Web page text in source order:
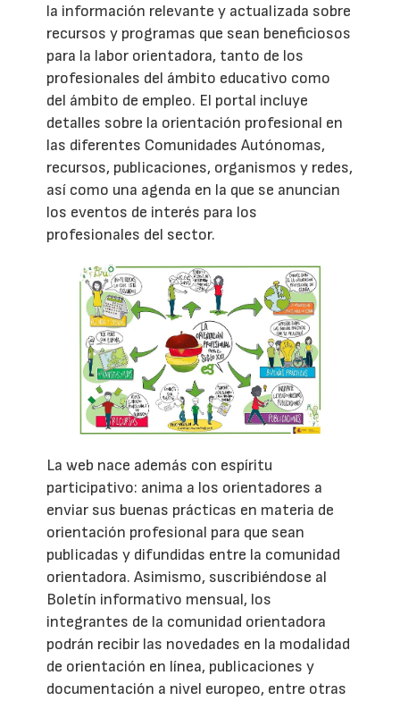
la información relevante y actualizada sobre
recursos y programas que sean beneficiosos
para la labor orientadora, tanto de los
profesionales del ámbito educativo como
del ámbito de empleo. El portal incluye
detalles sobre la orientación profesional en
las diferentes Comunidades Autónomas,
recursos, publicaciones, organismos y redes,
así como una agenda en la que se anuncian
los eventos de interés para los
profesionales del sector.
La web nace además con espíritu
participativo: anima a los orientadores a
enviar sus buenas prácticas en materia de
orientación profesional para que sean
publicadas y difundidas entre la comunidad
orientadora. Asimismo, suscribiéndose al
Boletín informativo mensual, los
integrantes de la comunidad orientadora
podrán recibir las novedades en la modalidad
de orientación en línea, publicaciones y
documentación a nivel europeo, entre otras